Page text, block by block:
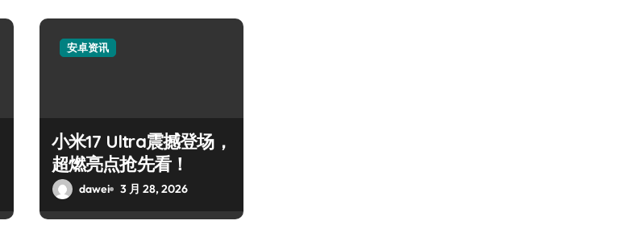
安卓资讯
小米17 Ultra震撼登场，
超燃亮点抢先看！
dawei 3 月 28, 2026